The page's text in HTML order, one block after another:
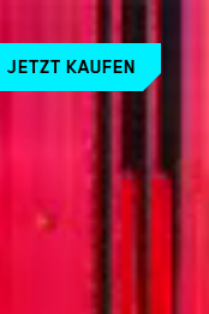
JETZT KAUFEN